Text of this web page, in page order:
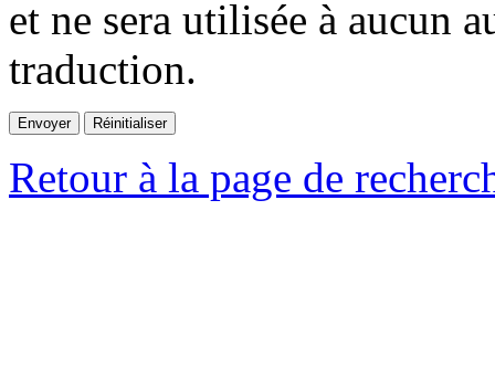
et ne sera utilisée à aucun
traduction.
Retour à la page de